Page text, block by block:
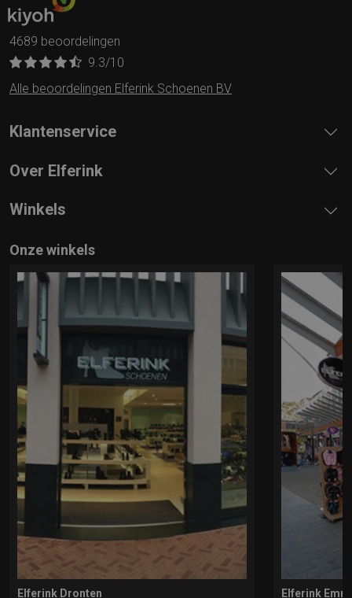
4689 beoordelingen
9.3/10
Alle beoordelingen Elferink Schoenen BV
Klantenservice
Over Elferink
Winkels
Onze winkels
Elferink Dronten Elferink